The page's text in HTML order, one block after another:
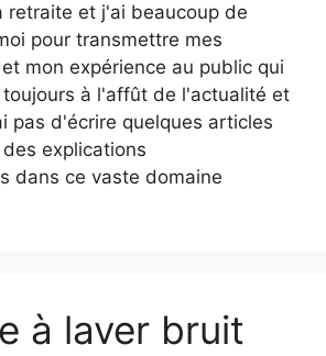
retraite et j'ai beaucoup de
pour transmettre mes
mon expérience au public qui
toujours à l'affût de l'actualité et
pas d'écrire quelques articles
explications
dans ce vaste domaine
à laver bruit